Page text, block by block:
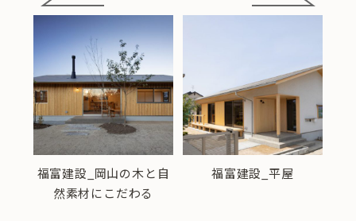
福富建設_岡山の木と自
然素材にこだわる
福富建設_平屋